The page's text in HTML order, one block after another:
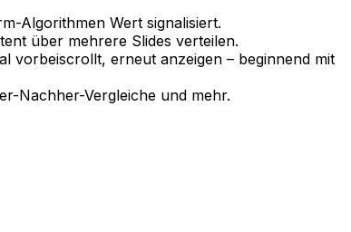
Algorithmen Wert signalisiert.
über mehrere Slides verteilen.
vorbeiscrollt, erneut anzeigen – beginnend mit
Nachher-Vergleiche und mehr.